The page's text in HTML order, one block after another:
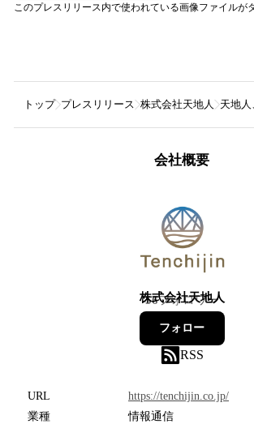
このプレスリリース内で使われている画像ファイルが
トップ プレスリリース 株式会社天地人 天地
会社概要
株式会社天地人
56フォロワー
フォロー
RSS
URL
https://tenchijin.co.jp/
業種
情報通信